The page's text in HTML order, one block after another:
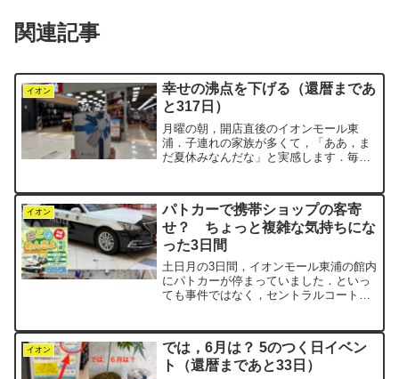
関連記事
イオン
幸せの沸点を下げる（還暦まであ
と317日）
月曜の朝，開店直後のイオンモール東
浦．子連れの家族が多くて，「ああ，ま
だ夏休みなんだな」と実感します．毎月
品をプレゼントしてくれるんです．negi
はいつも7周する...
イオン
パトカーで携帯ショップの客寄
せ？ ちょっと複雑な気持ちにな
った3日間
土日月の3日間，イオンモール東浦の館内
にパトカーが停まっていました．といっ
ても事件ではなく，セントラルコートで
した．写真を撮ったり，自分だけの免許
証を作ったりできるそう...
イオン
では，6月は？ 5のつく日イベン
ト（還暦まであと33日）